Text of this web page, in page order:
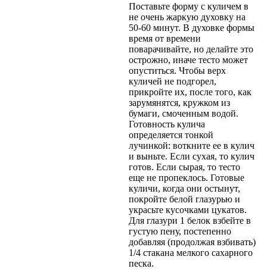
Поставьте форму с куличем в
не очень жаркую духовку на
50-60 минут. В духовке формы
время от времени
поварачивайте, но делайте это
острожно, иначе тесто может
опуститься. Чтобы верх
куличей не подгорел,
прикройте их, после того, как
зарумянятся, кружком из
бумаги, смоченным водой.
Готовность кулича
определяется тонкой
лучинкой: воткните ее в кулич
и выньте. Если сухая, то кулич
готов. Если сырая, то тесто
еще не пропеклось. Готовые
куличи, когда они остынут,
покройте белой глазурью и
украсьте кусочками цукатов.
Для глазури 1 белок взбейте в
густую пену, постепенно
добавляя (продолжая взбивать)
1/4 стакана мелкого сахарного
песка.